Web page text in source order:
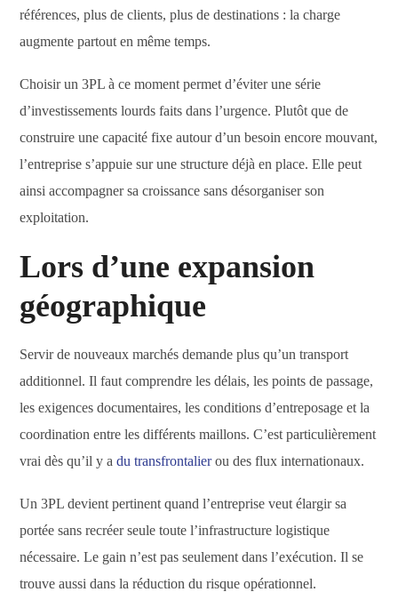
références, plus de clients, plus de destinations : la charge
augmente partout en même temps.
Choisir un 3PL à ce moment permet d’éviter une série
d’investissements lourds faits dans l’urgence. Plutôt que de
construire une capacité fixe autour d’un besoin encore mouvant,
l’entreprise s’appuie sur une structure déjà en place. Elle peut
ainsi accompagner sa croissance sans désorganiser son
exploitation.
Lors d’une expansion
géographique
Servir de nouveaux marchés demande plus qu’un transport
additionnel. Il faut comprendre les délais, les points de passage,
les exigences documentaires, les conditions d’entreposage et la
coordination entre les différents maillons. C’est particulièrement
vrai dès qu’il y adu transfrontalierou des flux internationaux.
Un 3PL devient pertinent quand l’entreprise veut élargir sa
portée sans recréer seule toute l’infrastructure logistique
nécessaire. Le gain n’est pas seulement dans l’exécution. Il se
trouve aussi dans la réduction du risque opérationnel.